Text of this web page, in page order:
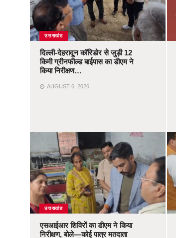
उत्तराखंड
दिल्ली-देहरादून कॉरिडोर से जुड़ी 12
किमी ग्रीनफील्ड बाईपास का डीएम ने
किया निरीक्षण…
AUGUST 6, 2026
उत्तराखंड
एसआईआर शिविरों का डीएम ने किया
निरीक्षण, बोले—कोई पात्र मतदाता